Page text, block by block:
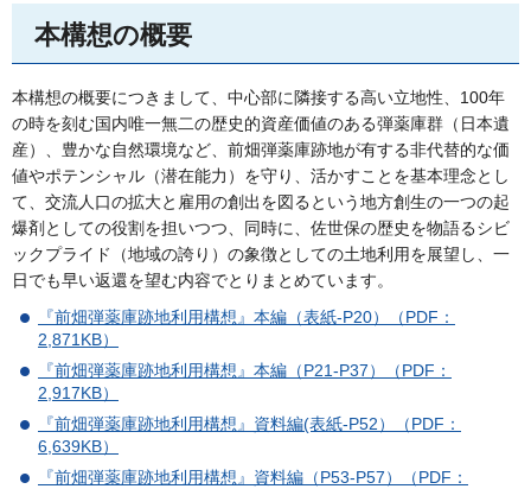
本構想の概要
本構想の概要につきまして、中心部に隣接する高い立地性、100年
の時を刻む国内唯一無二の歴史的資産価値のある弾薬庫群（日本遺
産）、豊かな自然環境など、前畑弾薬庫跡地が有する非代替的な価
値やポテンシャル（潜在能力）を守り、活かすことを基本理念とし
て、交流人口の拡大と雇用の創出を図るという地方創生の一つの起
爆剤としての役割を担いつつ、同時に、佐世保の歴史を物語るシビ
ックプライド（地域の誇り）の象徴としての土地利用を展望し、一
日でも早い返還を望む内容でとりまとめています。
『前畑弾薬庫跡地利用構想』本編（表紙-P20）（PDF：
2,871KB）
『前畑弾薬庫跡地利用構想』本編（P21-P37）（PDF：
2,917KB）
『前畑弾薬庫跡地利用構想』資料編(表紙-P52）（PDF：
6,639KB）
『前畑弾薬庫跡地利用構想』資料編（P53-P57）（PDF：